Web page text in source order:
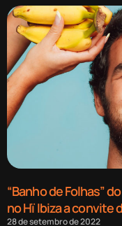
“Banho de Folhas”
no Hï Ibiza a convite
28 de setembro de 2022